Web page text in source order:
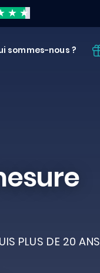
sommes-nous ?
PLUS DE 20 ANS